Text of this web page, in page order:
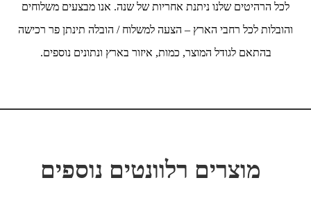
לכל הרהיטים שלנו ניתנת אחריות של שנה. אנו מבצעים משלוחים
והובלות לכל רחבי הארץ – הצעה למשלוח / הובלה תינתן פר רכישה
בהתאם לגודל המוצר, כמות, איזור בארץ ונתונים נוספים.
מוצרים רלוונטים נוספים